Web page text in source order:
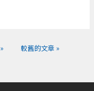
» 較舊的文章 »